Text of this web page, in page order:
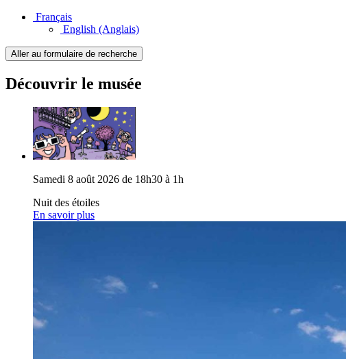
Français
English (Anglais)
Aller au formulaire de recherche
Découvrir le musée
Samedi 8 août 2026 de 18h30 à 1h
Nuit des étoiles
En savoir plus